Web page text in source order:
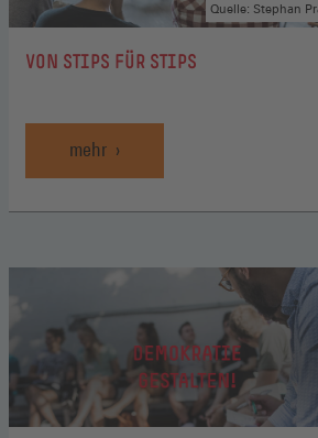
:VON STIPS FÜR STIPS
Quelle: Stephan
mehr